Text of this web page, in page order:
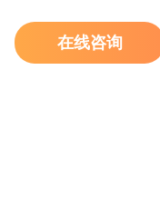
在线咨询